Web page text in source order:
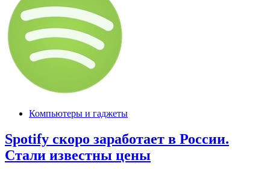
Компьютеры и гаджеты
Spotify скоро заработает в России.
Стали известны цены